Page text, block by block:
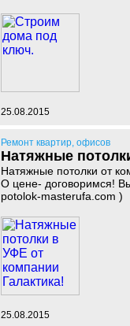
25.08.2015
Ремонт квартир, офисов
Натяжные
Натяжные потолки от
О цене- договоримся!
potolok-masterufa.com )
25.08.2015